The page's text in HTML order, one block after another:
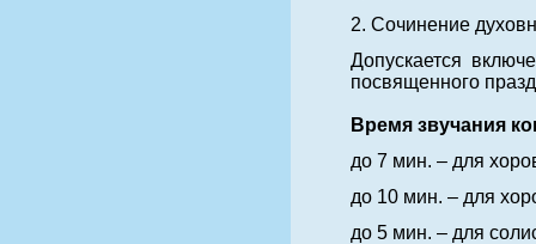
2. Сочинение
Допускается
посвященного
Время звучания
до 7 мин. – для
до 10 мин. – для
до 5 мин. – для